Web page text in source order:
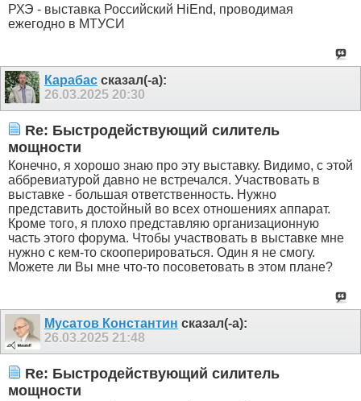
РХЭ - выставка Российский HiEnd, проводимая
ежегодно в МТУСИ
Карабас сказал(-а):
26.03.2025 20:30
Re: Быстродействующий силитель
мощности
Конечно, я хорошо знаю про эту выставку. Видимо, с этой
аббревиатурой давно не встречался. Участвовать в
выставке - большая ответственность. Нужно
представить достойный во всех отношениях аппарат.
Кроме того, я плохо представляю организационную
часть этого форума. Чтобы участвовать в выставке мне
нужно с кем-то скооперироваться. Один я не смогу.
Можете ли Вы мне что-то посоветовать в этом плане?
Мусатов Константин сказал(-а):
26.03.2025 21:48
Re: Быстродействующий силитель
мощности